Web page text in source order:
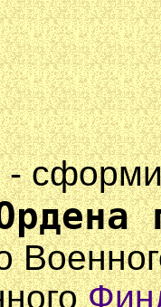
-